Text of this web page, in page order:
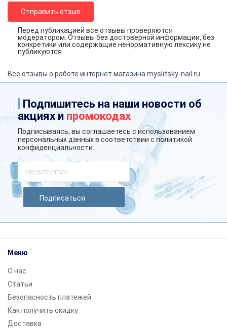
Отправить отзыв
Перед публикацией все отзывы проверяются
модератором. Отзывы без достоверной информации, без
конкретики или содержащие ненормативную лексику не
публикуются
Все отзывы о работе интернет магазина myslitsky-nail.ru
Подпишитесь на наши новости об
акциях и промокодах
Подписываясь, вы соглашаетесь с использованием
персональных данных в соответствии с политикой
конфиденциальности
Подписаться
Меню
О нас
Статьи
Безопасность платежей
Как получить скидку
Доставка